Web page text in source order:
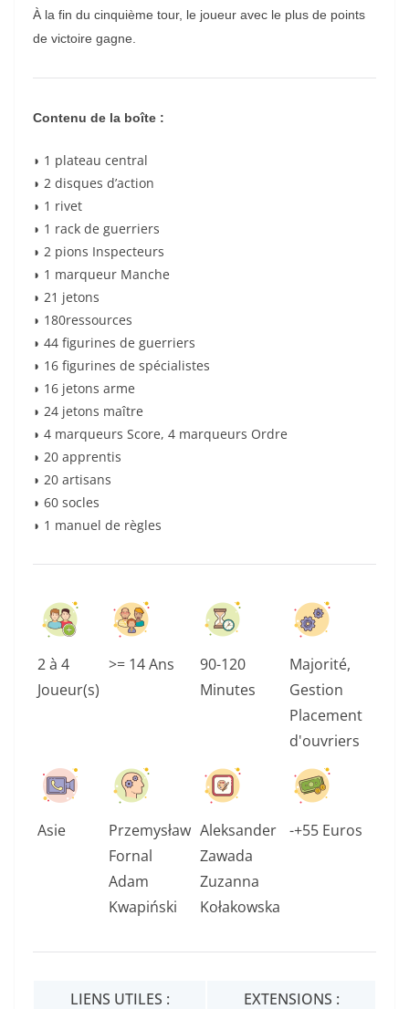
À la fin du cinquième tour, le joueur avec le plus de points
de victoire gagne.
Contenu de la boîte :
◗ 1 plateau central
◗ 2 disques d’action
◗ 1 rivet
◗ 1 rack de guerriers
◗ 2 pions Inspecteurs
◗ 1 marqueur Manche
◗ 21 jetons
◗ 180ressources
◗ 44 figurines de guerriers
◗ 16 figurines de spécialistes
◗ 16 jetons arme
◗ 24 jetons maître
◗ 4 marqueurs Score, 4 marqueurs Ordre
◗ 20 apprentis
◗ 20 artisans
◗ 60 socles
◗ 1 manuel de règles
2 à 4
Joueur(s)
>= 14 Ans
90-120
Minutes
Majorité,
Gestion
Placement
d'ouvriers
Asie
Przemysław
Fornal
Adam
Kwapiński
Aleksander
Zawada
Zuzanna
Kołakowska
-+55 Euros
LIENS UTILES : EXTENSIONS :